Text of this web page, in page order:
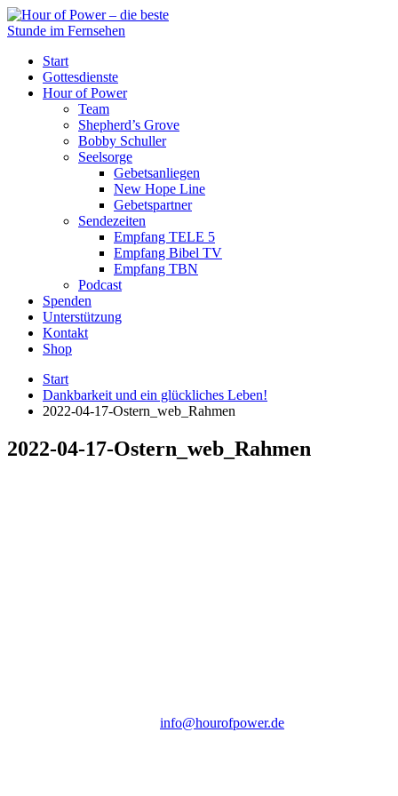
Start
Gottesdienste
Hour of Power
Team
Shepherd’s Grove
Bobby Schuller
Seelsorge
Gebetsanliegen
New Hope Line
Gebetspartner
Sendezeiten
Empfang TELE 5
Empfang Bibel TV
Empfang TBN
Podcast
Spenden
Unterstützung
Kontakt
Shop
Start
Dankbarkeit und ein glückliches Leben!
2022-04-17-Ostern_web_Rahmen
2022-04-17-Ostern_web_Rahmen
info@hourofpower.de